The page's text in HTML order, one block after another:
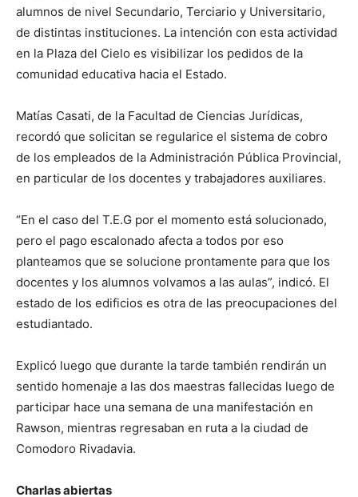
alumnos de nivel Secundario, Terciario y Universitario,
de distintas instituciones. La intención con esta actividad
en la Plaza del Cielo es visibilizar los pedidos de la
comunidad educativa hacia el Estado.
Matías Casati, de la Facultad de Ciencias Jurídicas,
recordó que solicitan se regularice el sistema de cobro
de los empleados de la Administración Pública Provincial,
en particular de los docentes y trabajadores auxiliares.
“En el caso del T.E.G por el momento está solucionado,
pero el pago escalonado afecta a todos por eso
planteamos que se solucione prontamente para que los
docentes y los alumnos volvamos a las aulas”, indicó. El
estado de los edificios es otra de las preocupaciones del
estudiantado.
Explicó luego que durante la tarde también rendirán un
sentido homenaje a las dos maestras fallecidas luego de
participar hace una semana de una manifestación en
Rawson, mientras regresaban en ruta a la ciudad de
Comodoro Rivadavia.
Charlas abiertas